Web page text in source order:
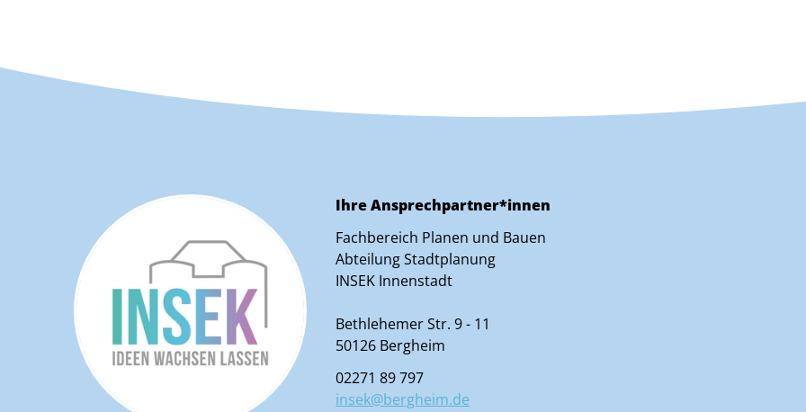
Ihre Ansprechpartner*innen
Fachbereich Planen und Bauen
Abteilung Stadtplanung
INSEK Innenstadt
Bethlehemer Str. 9 - 11
50126 Bergheim
02271 89 797
insek@bergheim.de